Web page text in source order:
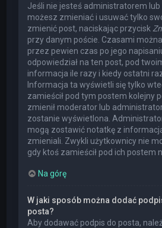
Jeśli nie jesteś administratorem
możesz zmieniać i usuwać tylko
zmienić post, naciskając przycisk
przy danym poście. Czasami
przez pewien czas po jego
odpowiedział na ten post, pod
informacja ile razy i kiedy ostatni
Informacja ta wyświetli się tylko
zamieścił pod tym postem kolejny
zmienił moderator lub
zostanie wyświetlona.
mogą zostawić notatkę z
zmieniali. Zwykli użytkownicy nie
gdy ktoś zamieścił pod ich postem
Na górę
W jaki sposób można dodać
posta?
Aby dodawać podpis do posta,